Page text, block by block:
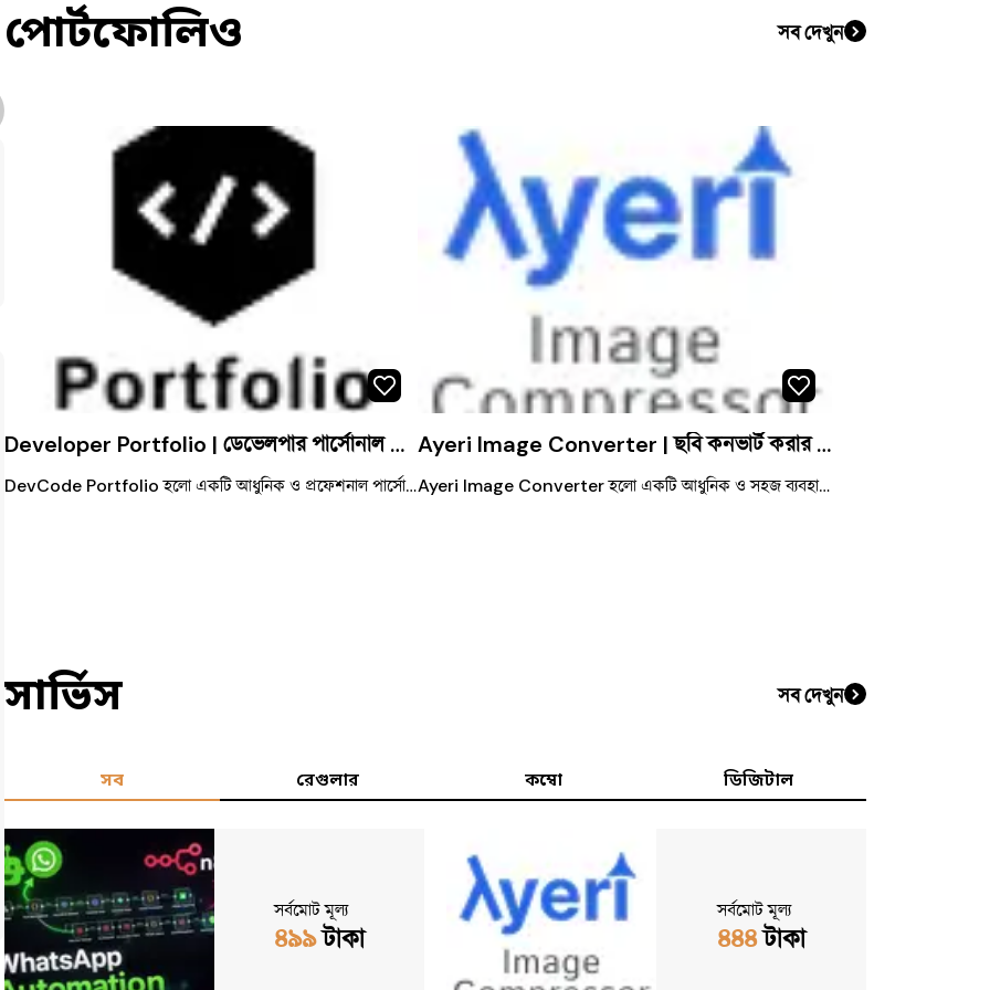
পোর্টফোলিও সব দেখুন
Developer Portfolio | ডেভেলপার পার্সোনাল পোর্টফোলিও ওয়েবসাইট
DevCode Portfolio হলো একটি আধুনিক ও প্রফেশনাল পার্সোনাল ওয়েবসাইট, যেখানে একজন ডেভেলপার তার স্কিল, অভিজ্ঞতা এবং প্রজেক্টগুলো সুন্দরভাবে উপস্থাপন করেছে। এই ওয়েবসাইটটি ভিজিটরদের জন্য সহজ নেভিগেশন এবং পরিষ্কার ডিজাইন প্রদান করে, যাতে খুব দ্রুত প্রয়োজনীয় তথ্য খুঁজে পাওয়া যায়। 👉 ওয়েবসাইট লিংক: https://devcodeportfolio.netlify.app/
Ayeri Image Converter | ছবি কনভার্ট করার সহজ ও দ্রুত ওয়েব টুল
Ayeri Image Converter হলো একটি আধুনিক ও সহজ ব্যবহারযোগ্য অনলাইন টুল, যার মাধ্যমে আপনি খুব দ্রুত বিভিন্ন ধরনের ইমেজ ফরম্যাট কনভার্ট করতে পারেন। এই টুলটি ব্যবহার করে আপনি JPEG, PNG, WebP সহ বিভিন্ন ফরম্যাটের ছবি সহজেই পরিবর্তন করতে পারবেন—কোনো সফটওয়্যার ইনস্টল করার প্রয়োজন নেই। 👉 ওয়েবসাইট লিংক: https://ayeri-image-converter.netlify.app/
সার্ভিস সব দেখুন
সব রেগুলার কম্বো ডিজিটাল
সর্বমোট মূল্য
৪৯৯টাকা
সর্বমোট মূল্য
৪৪৪টাকা